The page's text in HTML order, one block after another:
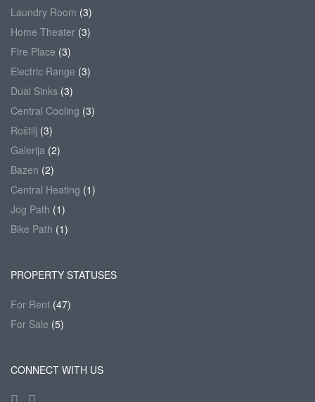
Laundry Room (3)
Home Theater (3)
Fire Place (3)
Electric Range (3)
Dual Sinks (3)
Central Cooling (3)
Roštilj (3)
Galerija (2)
Bazen (2)
Central Heating (1)
Jog Path (1)
Bike Path (1)
PROPERTY STATUSES
For Rent (47)
For Sale (5)
CONNECT WITH US